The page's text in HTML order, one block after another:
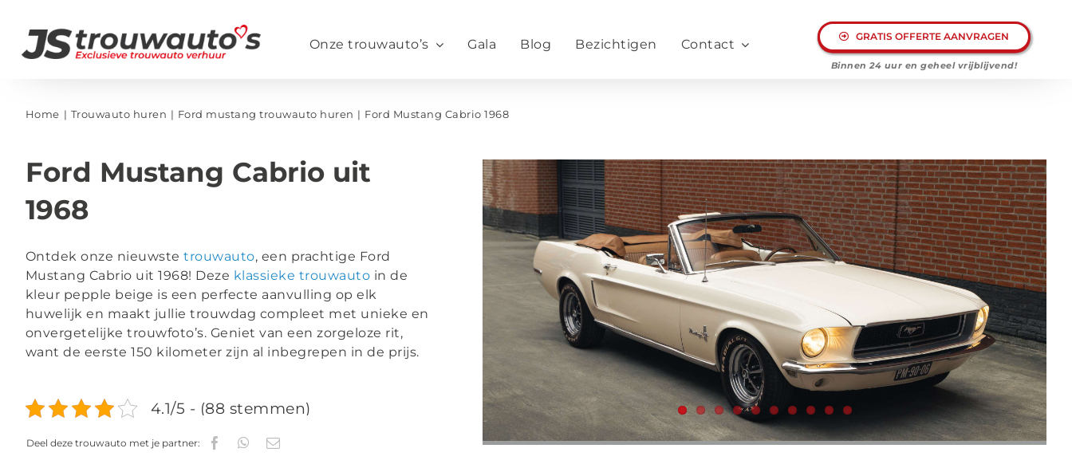
inhoud
Onze trouwauto’s
✔Keuze uit extra opties
verzekerd
Persoonlijk en snel contact
✔Ophaalservice vanaf slechts 85,- euro
✔Als beste Beoordeeld | 385+ reviews
Gala Blog Bezichtigen Contact
GRATIS OFFERTE AANVRAGEN
Binnen 24 uur en geheel vrijblijvend!
Home Trouwauto huren Ford mustang trouwauto huren Ford Mustang Cabrio 1968
Ford Mustang Cabrio uit
1968
Ontdek onze nieuwstetrouwauto, een prachtige Ford
Mustang Cabrio uit 1968! Deze klassieke trouwauto in de
kleur pepple beige is een perfecte aanvulling op elk
huwelijk en maakt jullie trouwdag compleet met unieke en
onvergetelijke trouwfoto’s. Geniet van een zorgeloze rit,
want de eerste 150 kilometer zijn al inbegrepen in de prijs.
4.1/5 - (88 stemmen)
Deel deze trouwauto met je partner: